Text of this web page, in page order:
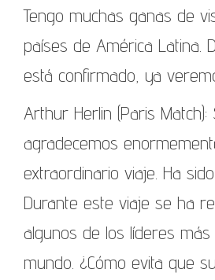
Tengo muchas ganas de
países de América Latina.
está confirmado, ya
Arthur Herlin (Paris
agradecemos
extraordinario viaje. Ha
Durante este viaje se ha
algunos de los líderes
mundo. ¿Cómo evita que